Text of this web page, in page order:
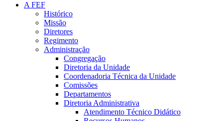
A FEF
Histórico
Missão
Diretores
Regimento
Administração
Congregação
Diretoria da Unidade
Coordenadoria Técnica da Unidade
Comissões
Departamentos
Diretoria Administrativa
Atendimento Técnico Didático